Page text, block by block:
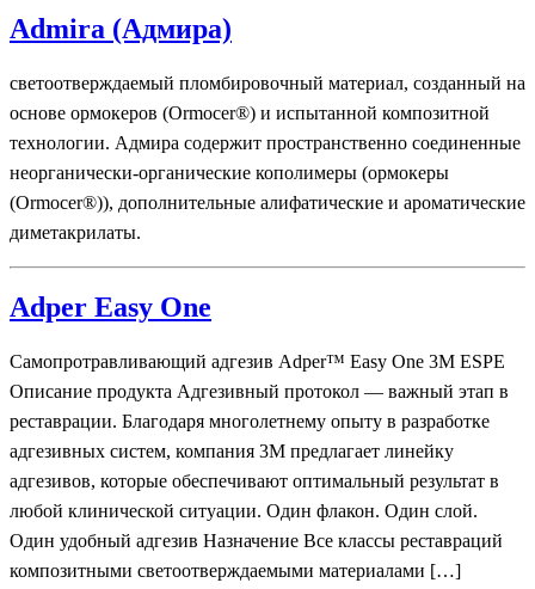
Admira (Адмира)
светоотверждаемый пломбировочный материал, созданный на
основе ормокеров (Ormocer®) и испытанной композитной
технологии. Адмира содержит пространственно соединенные
неорганически-органические кополимеры (ормокеры
(Ormocer®)), дополнительные алифатические и ароматические
диметакрилаты.
Adper Easy One
Самопротравливающий адгезив Adper™ Easy One 3M ESPE
Описание продукта Адгезивный протокол — важный этап в
реставрации. Благодаря многолетнему опыту в разработке
адгезивных систем, компания 3М предлагает линейку
адгезивов, которые обеспечивают оптимальный результат в
любой клинической ситуации. Один флакон. Один слой.
Один удобный адгезив Назначение Все классы реставраций
композитными светоотверждаемыми материалами […]